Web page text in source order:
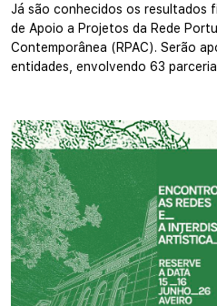
Já são conhecidos os resultados
de Apoio a Projetos da Rede
Contemporânea (RPAC). Serão
entidades, envolvendo 63